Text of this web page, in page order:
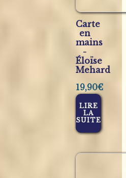
Carte
en
mains
-
Éloïse
Mehard
19,90€
LIRE
LA
SUITE